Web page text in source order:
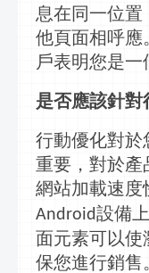
息在同一位置
他頁面相呼應
戶表明您是一
是否應該針對
行動優化對於
重要，對於產
網站加載速度
Android設備
面元素可以使
保您進行銷售